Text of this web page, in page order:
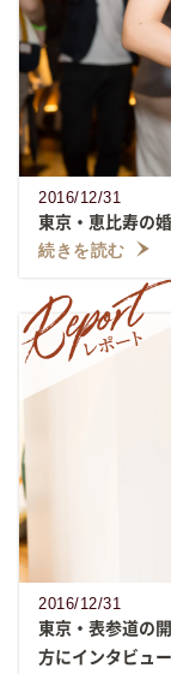
2016/12/31
東京・恵比寿の
続きを読む
2016/12/31
東京・表参道の
方にインタビュー